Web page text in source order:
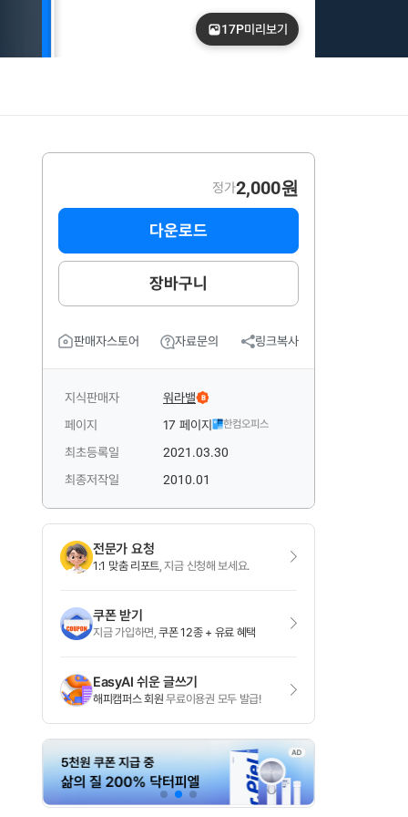
17P미리보기
정가2,000원
다운로드
장바구니
판매자스토어 자료문의 링크복사
지식판매자 워라밸 B
페이지 17 페이지 한컴오피스
최초등록일
2021.03.30
최종저작일
2010.01
전문가 요청
1:1 맞춤 리포트, 지금 신청해 보세요.
쿠폰 받기
지금 가입하면,쿠폰 12종 + 유료 혜택
EasyAI 쉬운 글쓰기
해피캠퍼스 회원 무료이용권 모두 발급!